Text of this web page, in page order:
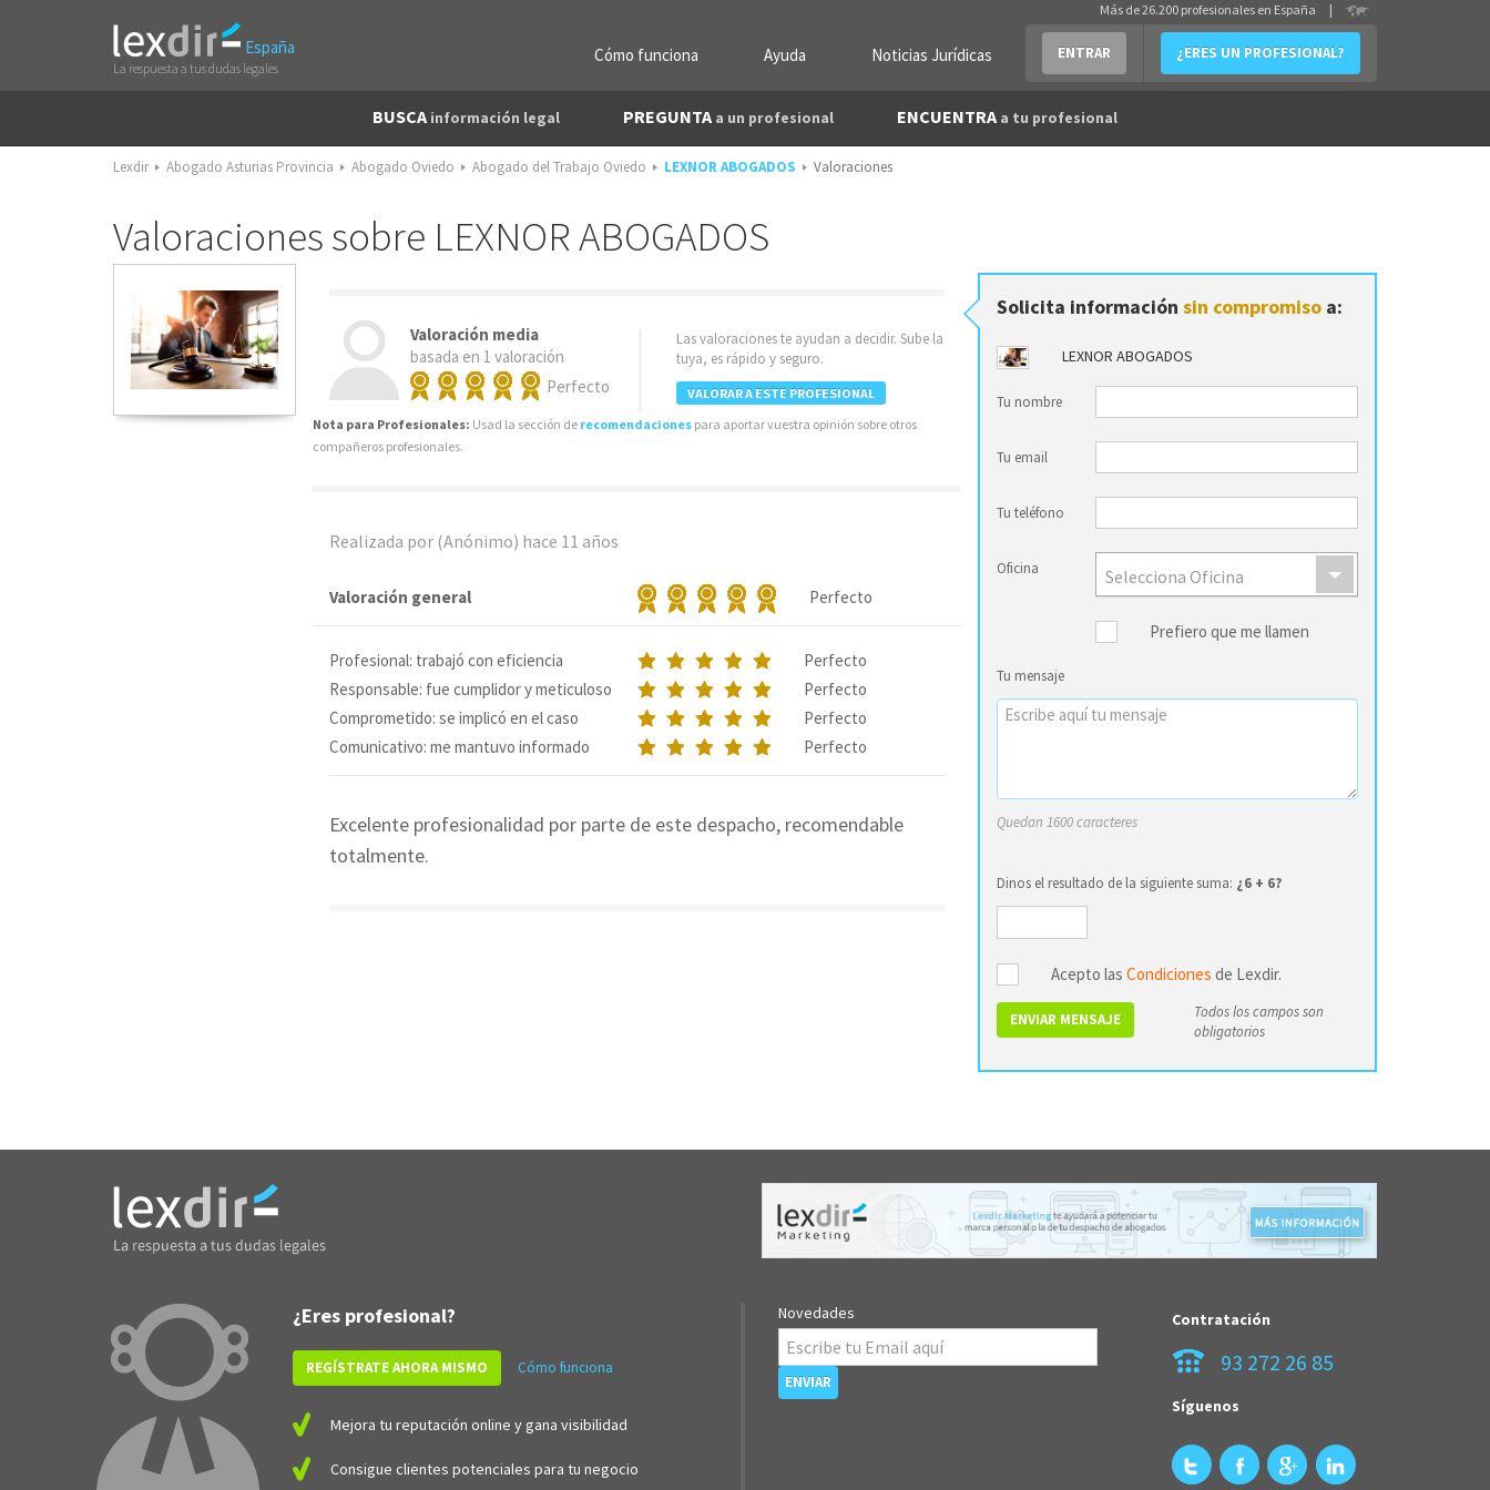
España
La respuesta a tus dudas legales
Cómo funciona Ayuda Noticias Jurídicas ENTRAR ¿ERES UN PROFESIONAL?
Más de 26.200 profesionales en España |
BUSCA información legal PREGUNTA a un profesional ENCUENTRA a tu profesional
Lexdir Abogado Asturias Provincia Abogado Oviedo Abogado del Trabajo Oviedo LEXNOR ABOGADOS Valoraciones
Valoraciones sobre LEXNOR ABOGADOS
Valoración media
basada en 1 valoración
Perfecto
Las valoraciones te ayudan a decidir. Sube la
tuya, es rápido y seguro.
VALORAR A ESTE PROFESIONAL
Nota para Profesionales: Usad la sección de recomendaciones para aportar vuestra opinión sobre otros
compañeros profesionales.
Realizada por (Anónimo) hace 11 años
Valoración general Perfecto
Profesional: trabajó con eficiencia
Perfecto
Responsable: fue cumplidor y meticuloso
Perfecto
Comprometido: se implicó en el caso
Perfecto
Comunicativo: me mantuvo informado
Perfecto
Excelente profesionalidad por parte de este despacho, recomendable
totalmente.
Solicita información sin compromiso a:
LEXNOR ABOGADOS
Tu nombre
Tu email
Tu teléfono
Oficina Selecciona Oficina
Prefiero que me llamen
Tu mensaje
Quedan 1600 caracteres
Dinos el resultado de la siguiente suma: ¿6 + 6?
Acepto las Condiciones de Lexdir.
ENVIAR MENSAJE
Todos los campos son
obligatorios
¿Eres profesional?
REGÍSTRATE AHORA MISMO Cómo funciona
Mejora tu reputación online y gana visibilidad
Consigue clientes potenciales para tu negocio
Novedades Contratación
93 272 26 85
Síguenos